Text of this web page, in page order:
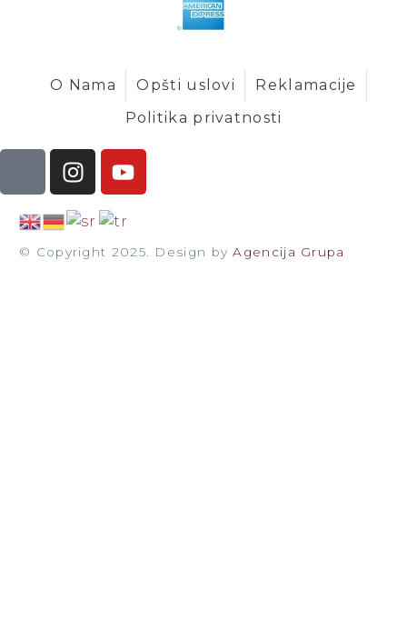
O Nama Opšti uslovi
Reklamacije
Politika privatnosti
© Copyright 2025. Design byAgencija Grupa